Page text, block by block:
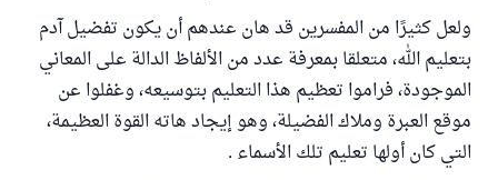
ولعل كثيرًا من المفسرين قد هان عندهم أن يكون تفضيل آدم
بتعليم الله، متعلقا بمعرفة عدد من الألفاظ الدالة على المعاني
الموجودة، فراموا تعظيم هذا التعليم بتوسيعه، وغفلوا عن
موقع العبرة وملاك الفضيلة، وهو إيجاد هاته القوة العظيمة،
التي كان أولها تعليم تلك الأسماء .